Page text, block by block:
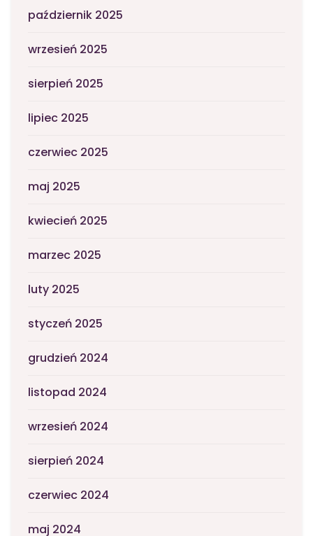
październik 2025
wrzesień 2025
sierpień 2025
lipiec 2025
czerwiec 2025
maj 2025
kwiecień 2025
marzec 2025
luty 2025
styczeń 2025
grudzień 2024
listopad 2024
wrzesień 2024
sierpień 2024
czerwiec 2024
maj 2024